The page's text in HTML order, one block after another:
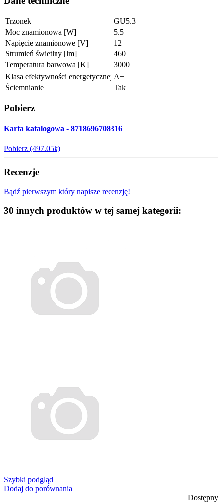
Trzonek
GU5.3
Moc znamionowa [W]
5.5
Napięcie znamionowe [V]
12
Strumień świetlny [lm]
460
Temperatura barwowa [K]
3000
Klasa efektywności energetycznej A+
Ściemnianie
Tak
Pobierz
Karta katalogowa - 8718696708316
Pobierz (497.05k)
Recenzje
Bądź pierwszym który napisze recenzję!
30 innych produktów w tej samej kategorii:
Szybki podgląd
Dodaj do porównania
Dostępny